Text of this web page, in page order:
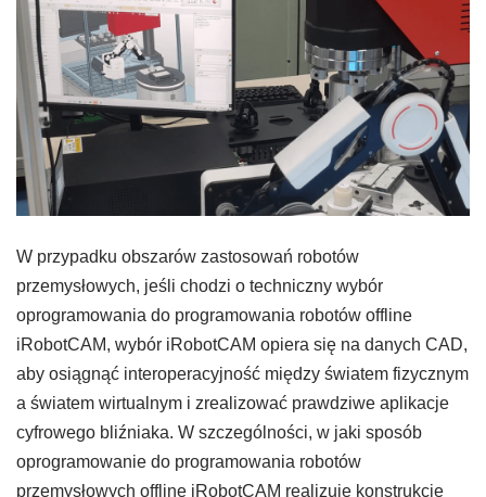
W przypadku obszarów zastosowań robotów
przemysłowych, jeśli chodzi o techniczny wybór
oprogramowania do programowania robotów offline
iRobotCAM, wybór iRobotCAM opiera się na danych CAD,
aby osiągnąć interoperacyjność między światem fizycznym
a światem wirtualnym i zrealizować prawdziwe aplikacje
cyfrowego bliźniaka. W szczególności, w jaki sposób
oprogramowanie do programowania robotów
przemysłowych offline iRobotCAM realizuje konstrukcję